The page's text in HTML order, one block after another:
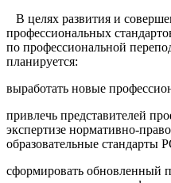
В целях развития и
профессиональных
по профессиональной
планируется:
выработать новые
привлечь представителей
экспертизе нормативно-
образовательные стандарты
сформировать обновленный